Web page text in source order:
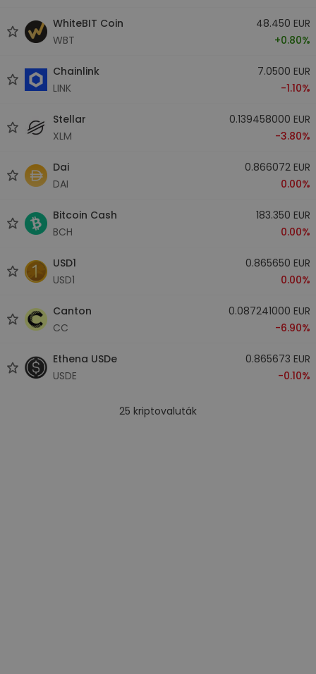
WhiteBIT Coin
WBT
48.450 EUR
+0.80%
Chainlink
LINK
7.0500 EUR
-1.10%
Stellar
XLM
0.139458000 EUR
-3.80%
Dai
DAI
0.866072 EUR
0.00%
Bitcoin Cash
BCH
183.350 EUR
0.00%
USD1
USD1
0.865650 EUR
0.00%
Canton
CC
0.087241000 EUR
-6.90%
Ethena USDe
USDE
0.865673 EUR
-0.10%
25 kriptovaluták